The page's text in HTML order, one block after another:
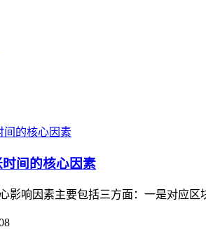
间的核心因素
影响因素主要包括三方面：一是对应